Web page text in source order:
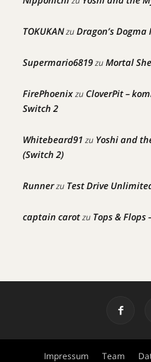
TOKUKANzuDragon’s
Supermario6819zuMortal
FirePhoenixzuCloverPit –
Switch 2
Whitebeard91 zu Yoshi and
(Switch 2)
Runnerzu Test Drive
captain carotzu Tops & Flops
Impressum Team